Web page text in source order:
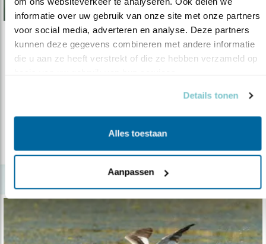
informatie over uw gebruik van onze site met onze partners
voor social media, adverteren en analyse. Deze partners
kunnen deze gegevens combineren met andere informatie
die u aan ze heeft verstrekt of die ze hebben verzameld op
Details tonen
Alles toestaan
Aanpassen
Tip
Weidevogels en purperreigers in de Bethu..